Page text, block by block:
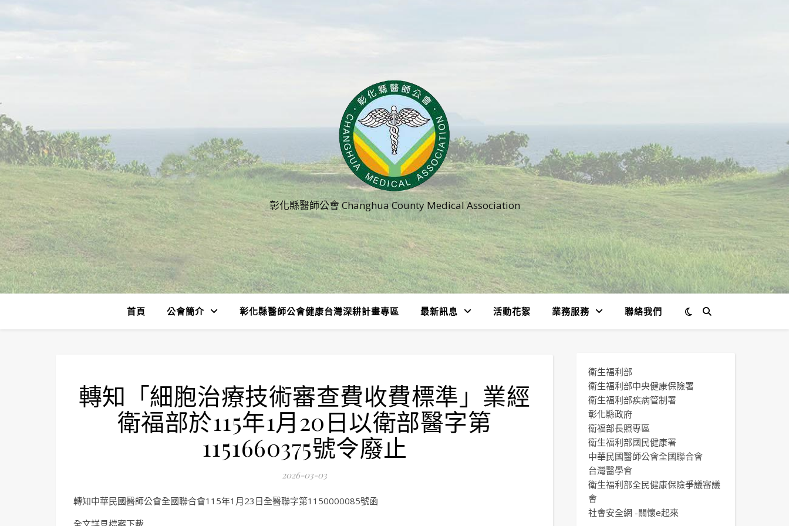
彰化縣醫師公會 Changhua County Medical Association
首頁 公會簡介 彰化縣醫師公會健康台灣深耕計畫專區 最新訊息 活動花絮 業務服務 聯絡我們
轉知「細胞治療技術審查費收費標準」業經
衛福部於115年1月20日以衛部醫字第
1151660375號令廢止
2026-03-03
轉知中華民國醫師公會全國聯合會115年1月23日全醫聯字第1150000085號函
全文詳見檔案下載
衛生福利部
衛生福利部中央健康保險署
衛生福利部疾病管制署
彰化縣政府
衛福部長照專區
衛生福利部國民健康署
中華民國醫師公會全國聯合會
台灣醫學會
衛生福利部全民健康保險爭議審議
會
社會安全網 -關懷e起來